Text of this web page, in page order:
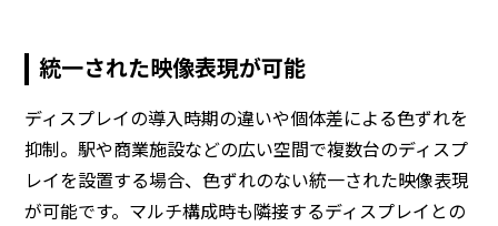
統一された映像表現が可能
ディスプレイの導入時期の違いや個体差による色ずれを
抑制。駅や商業施設などの広い空間で複数台のディスプ
レイを設置する場合、色ずれのない統一された映像表現
が可能です。マルチ構成時も隣接するディスプレイとの